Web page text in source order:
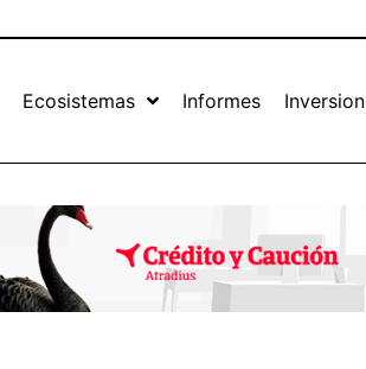
Ecosistemas Informes Inversion